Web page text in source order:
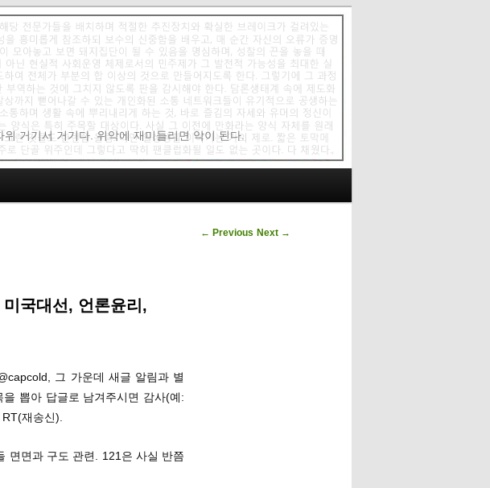
거기서 거기다. 위악에 재미들리면 악이 된다.
Post navigation
← Previous Next →
국대선, 언론윤리,
그 가운데 새글 알림과 별
뽑아 답글로 남겨주시면 감사(예:
재송신).
면면과 구도 관련. 121은 사실 반쯤